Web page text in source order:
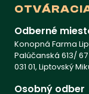
Odberné
Konopná Farma
Palúčanská 613/ 67
031 01, Liptovský
Osobný odber